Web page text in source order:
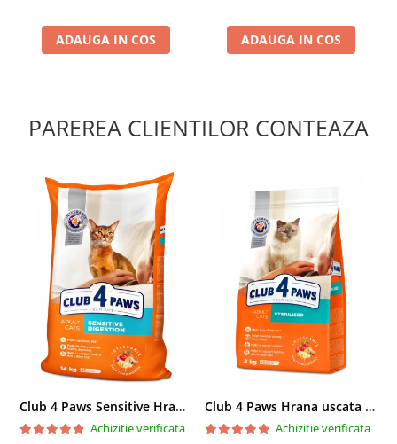
ADAUGA IN COS ADAUGA IN COS
PAREREA CLIENTILOR CONTEAZA
Club 4 Paws Sensitive Hrana uscata pisici adulte, 14kg
Achizitie verificata
Club 4 Paws Hrana uscata pisici sterilizate, 2kg
Achizitie verificata